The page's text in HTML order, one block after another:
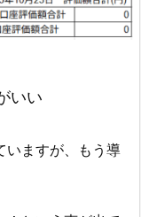
いい
いますが、もう導